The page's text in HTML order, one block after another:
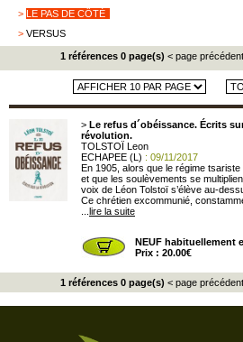
> LE PAS DE CÔTÉ
> VERSUS
1 références 0 page(s) < page
> Le refus d´obéissance. Écrits
révolution.
TOLSTOÏ Leon
ECHAPEE (L) : 09/11/2017
En 1905, alors que le régime
et que les soulèvements se
voix de Léon Tolstoï s’élève au-
Ce chrétien excommunié,
lire la suite
NEUF habituellement
Prix : 20.00€
1 références 0 page(s) < page